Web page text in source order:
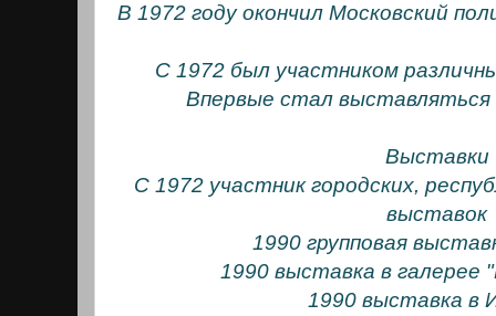
В 1972 году окончил Московский
С 1972 был участником
Впервые стал выставляться
Выставки
С 1972 участник городских,
выставок
1990 групповая
1990 выставка в
1990 выставка в